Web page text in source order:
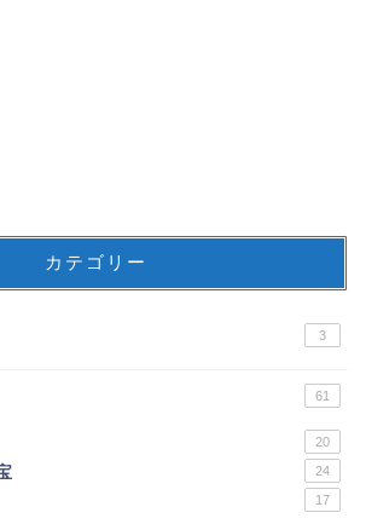
カテゴリー
3
61
20
24
17